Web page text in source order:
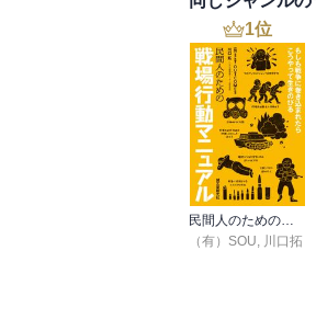
1位
民間人のための戦場行動マニュアル
（有）SOU, 川口拓